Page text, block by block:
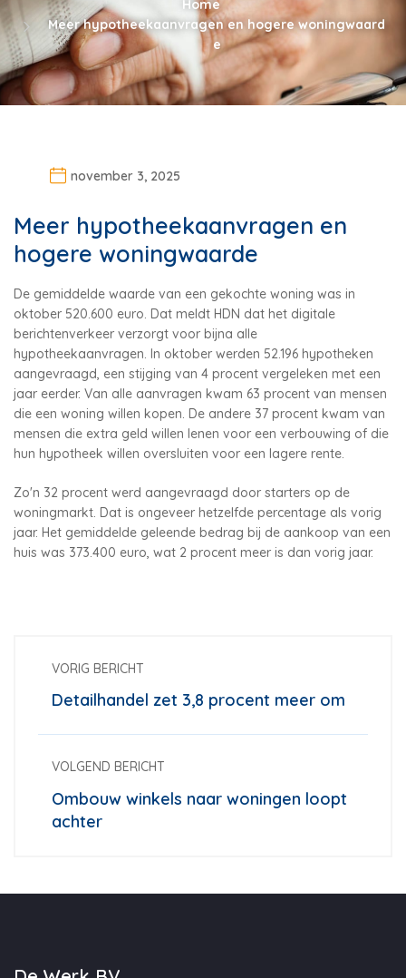
Home
Meer hypotheekaanvragen en hogere woningwaard
e
november 3, 2025
Meer hypotheekaanvragen en
hogere woningwaarde
De gemiddelde waarde van een gekochte woning was in
oktober 520.600 euro. Dat meldt HDN dat het digitale
berichtenverkeer verzorgt voor bijna alle
hypotheekaanvragen. In oktober werden 52.196 hypotheken
aangevraagd, een stijging van 4 procent vergeleken met een
jaar eerder. Van alle aanvragen kwam 63 procent van mensen
die een woning willen kopen. De andere 37 procent kwam van
mensen die extra geld willen lenen voor een verbouwing of die
hun hypotheek willen oversluiten voor een lagere rente.
Zo'n 32 procent werd aangevraagd door starters op de
woningmarkt. Dat is ongeveer hetzelfde percentage als vorig
jaar. Het gemiddelde geleende bedrag bij de aankoop van een
huis was 373.400 euro, wat 2 procent meer is dan vorig jaar.
VORIG BERICHT
Detailhandel zet 3,8 procent meer om
VOLGEND BERICHT
Ombouw winkels naar woningen loopt
achter